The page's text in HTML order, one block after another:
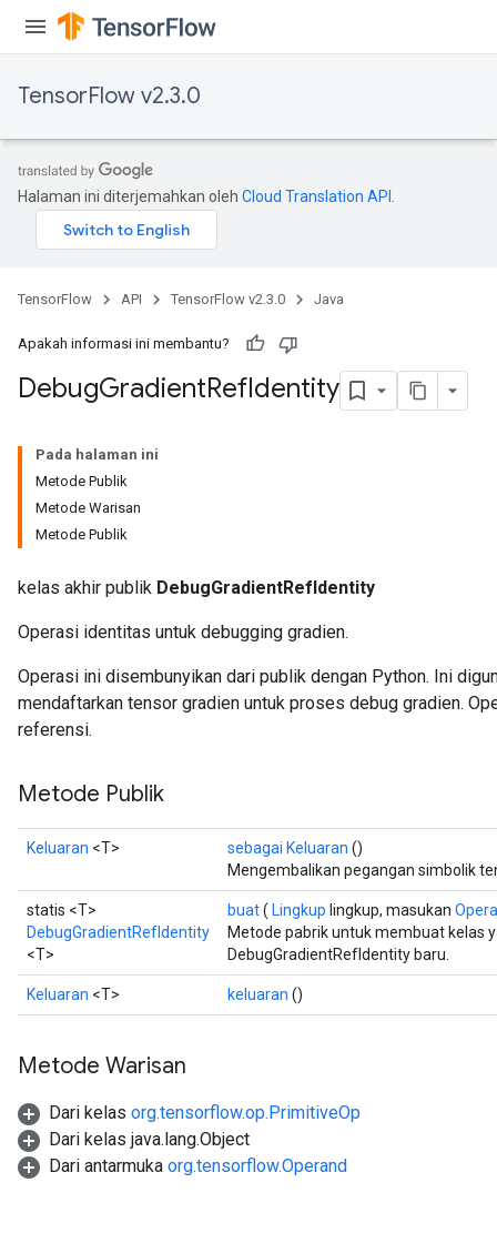
TensorFlow v2.3.0
Halaman ini diterjemahkan oleh Cloud Translation API
TensorFlow API TensorFlow v2.3.0 Java
Apakah informasi ini membantu?
DebugGradientRefIdentity
Pada halaman ini
Metode Publik
Metode Warisan
Metode Publik
kelas akhir publik DebugGradientRefIdentity
Operasi identitas untuk debugging gradien.
Operasi ini disembunyikan dari publik dengan Python. Ini
mendaftarkan tensor gradien untuk proses debug gradien.
referensi.
Metode Publik
Keluaran <T> sebagai Keluaran ()
Mengembalikan pegangan simbolik
statis <T>
DebugGradientRefIdentity
<T>
buat( Lingkup lingkup, masukan
Metode pabrik untuk membuat kelas
DebugGradientRefIdentity baru.
Keluaran <T> keluaran ()
Metode Warisan
Dari kelas org.tensorflow.op.PrimitiveOp
Dari kelas java.lang.Object
Dari antarmuka org.tensorflow.Operand